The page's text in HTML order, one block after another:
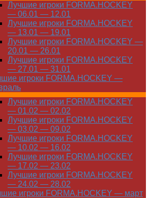
Лучшие игроки FORMA.HOCKEY
— 06.01 — 12.01
Лучшие игроки FORMA.HOCKEY
— 13.01 — 19.01
Лучшие игроки FORMA.HOCKEY —
20.01 — 26.01
Лучшие игроки FORMA.HOCKEY
— 27.01 — 31.01
игроки FORMA.HOCKEY —
Лучшие игроки FORMA.HOCKEY
— 01.02 — 02.02
Лучшие игроки FORMA.HOCKEY
— 03.02 — 09.02
Лучшие игроки FORMA.HOCKEY
— 10.02 — 16.02
Лучшие игроки FORMA.HOCKEY
— 17.02 — 23.02
Лучшие игроки FORMA.HOCKEY
— 24.02 — 28.02
игроки FORMA.HOCKEY — март